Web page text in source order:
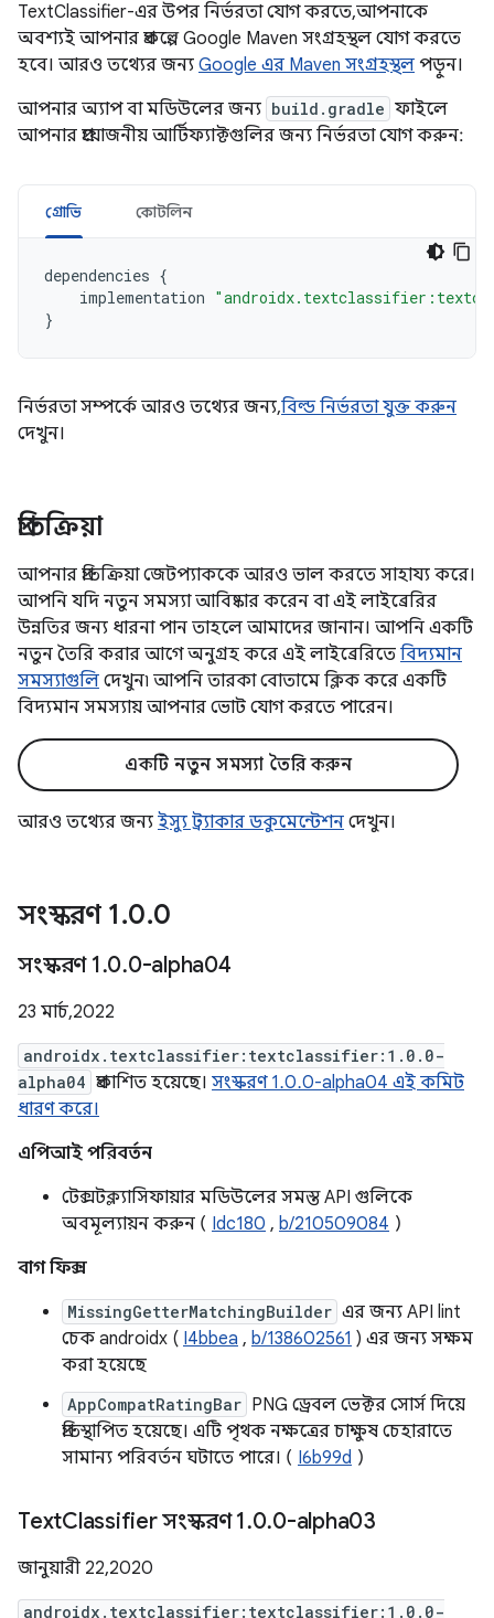
TextClassifier-এর উপর নির্ভরতা যোগ করতে, আপনাকে
অবশ্যই আপনার প্রকল্পে Google Maven সংগ্রহস্থল যোগ করতে
হবে। আরও তথ্যের জন্য Google এর Maven সংগ্রহস্থল পড়ুন।
আপনার অ্যাপ বা মডিউলের জন্য build.gradle ফাইলে
আপনার প্রয়োজনীয় আর্টিফ্যাক্টগুলির জন্য নির্ভরতা যোগ করুন:
গ্রোভি কোটলিন
dependencies {
implementation
}
নির্ভরতা সম্পর্কে আরও তথ্যের জন্য,বিল্ড নির্ভরতা যুক্ত করুন
দেখুন।
প্রতিক্রিয়া
আপনার প্রতিক্রিয়া জেটপ্যাককে আরও ভাল করতে সাহায্য করে।
আপনি যদি নতুন সমস্যা আবিষ্কার করেন বা এই লাইব্রেরির
উন্নতির জন্য ধারনা পান তাহলে আমাদের জানান। আপনি একটি
নতুন তৈরি করার আগে অনুগ্রহ করে এই লাইব্রেরিতে বিদ্যমান
সমস্যাগুলি দেখুন৷ আপনি তারকা বোতামে ক্লিক করে একটি
বিদ্যমান সমস্যায় আপনার ভোট যোগ করতে পারেন।
একটি নতুন সমস্যা তৈরি করুন
আরও তথ্যের জন্য ইস্যু ট্র্যাকার ডকুমেন্টেশন দেখুন।
সংস্করণ 1.0.0
সংস্করণ 1.0.0-alpha04
23 মার্চ, 2022
androidx.textclassifier:textclassifier:1.0.0-
alpha04 প্রকাশিত হয়েছে। সংস্করণ 1.0.0-alpha04 এই কমিট
ধারণ করে।
এপিআই পরিবর্তন
টেক্সটক্ল্যাসিফায়ার মডিউলের সমস্ত API গুলিকে
অবমূল্যায়ন করুন ( Idc180 , b/210509084 )
বাগ ফিক্স
MissingGetterMatchingBuilder এর জন্য API lint
চেক androidx ( I4bbea , b/138602561 ) এর জন্য সক্ষম
করা হয়েছে
AppCompatRatingBar PNG ড্রেবল ভেক্টর সোর্স দিয়ে
প্রতিস্থাপিত হয়েছে। এটি পৃথক নক্ষত্রের চাক্ষুষ চেহারাতে
সামান্য পরিবর্তন ঘটাতে পারে। ( I6b99d )
TextClassifier সংস্করণ 1.0.0-alpha03
জানুয়ারী 22, 2020
androidx.textclassifier:textclassifier:1.0.0-